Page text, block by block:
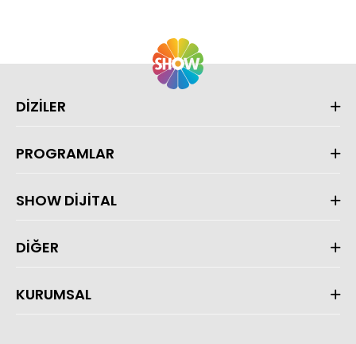
DİZİLER
PROGRAMLAR
SHOW DİJİTAL
DİĞER
KURUMSAL